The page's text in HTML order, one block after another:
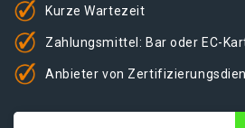
Kurze Wartezeit
Zahlungsmittel: Bar oder EC-
Anbieter von